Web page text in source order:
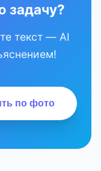
задачу?
текст — AI
по фото